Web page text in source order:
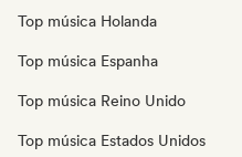
Top música Holanda
Top música Espanha
Top música Reino Unido
Top música Estados Unidos